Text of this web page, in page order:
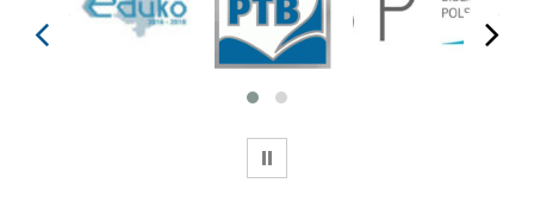
next
WSTRZYMAJ